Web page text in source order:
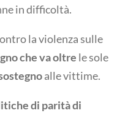
in difficoltà.
la violenza sulle
che va oltre le sole
alle vittime.
di parità di